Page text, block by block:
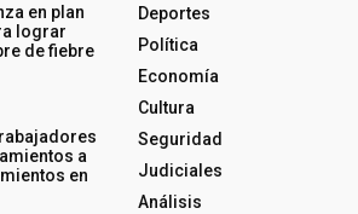
en plan
lograr
de fiebre
a
en
Deportes
Política
Economía
Cultura
Seguridad
Judiciales
Análisis